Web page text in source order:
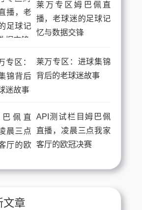
莱万专区姆巴佩直
播，老球迷的足球记
忆与数据交锋
莱万专区：进球集锦
背后的老球迷故事
API测试栏目姆巴佩
直播，凌晨三点我家
客厅的欧冠决赛
文章